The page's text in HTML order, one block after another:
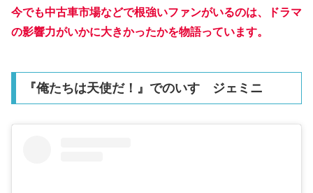
今でも中古車市場などで根強いファンがいるのは、ドラマ
の影響力がいかに大きかったかを物語っています。
『俺たちは天使だ！』でのいすゞジェミニ